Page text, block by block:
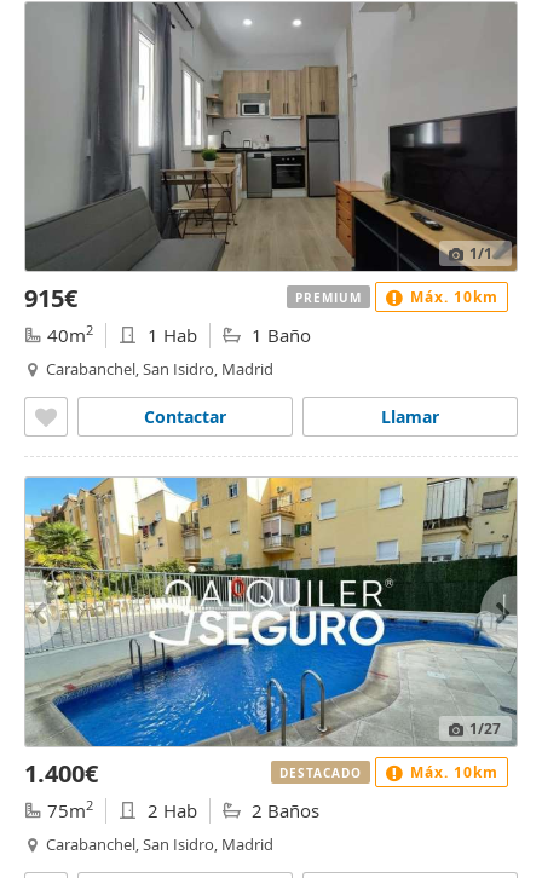
1/1
915€
40m2 1 Hab 1 Baño
Carabanchel, San Isidro, Madrid
Llamar
Contactar
PREMIUM Máx. 10km
1/27
1.400€
75m2 2 Hab 2 Baños
Carabanchel, San Isidro, Madrid
DESTACADO Máx. 10km